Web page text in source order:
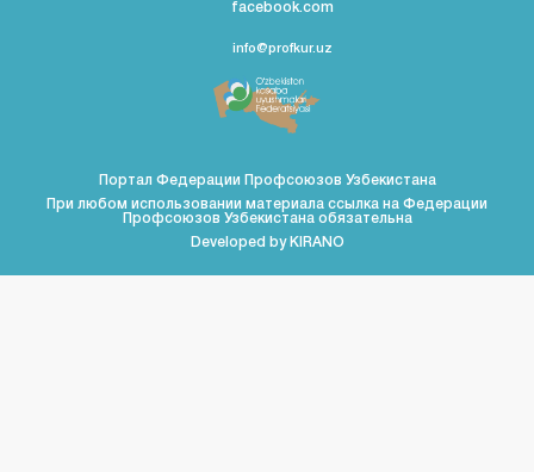
facebook.com
info@profkur.uz
Портал Федерации Профсоюзов Узбекистана
При любом использовании материала ссылка на Федерации
Профсоюзов Узбекистана обязательна
Developed by KIRANO